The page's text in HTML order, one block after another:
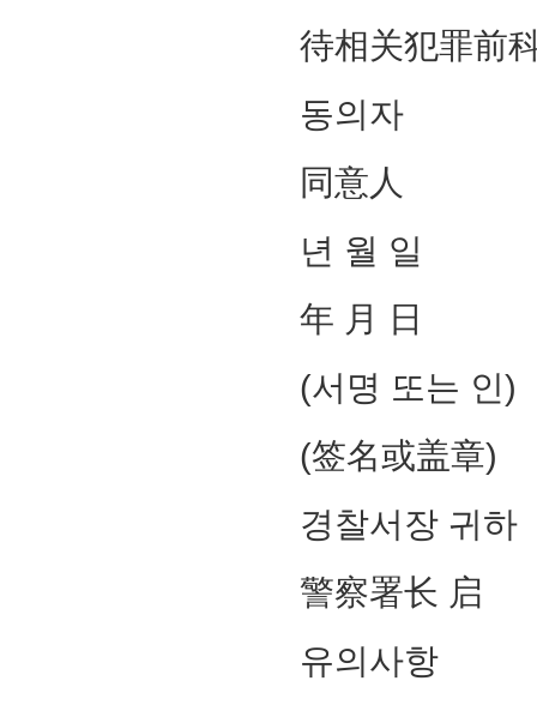
待相关犯罪前
동의자
同意人
년 월 일
年 月 日
(서명 또는 인)
(签名或盖章)
경찰서장 귀하
警察署长 启
유의사항